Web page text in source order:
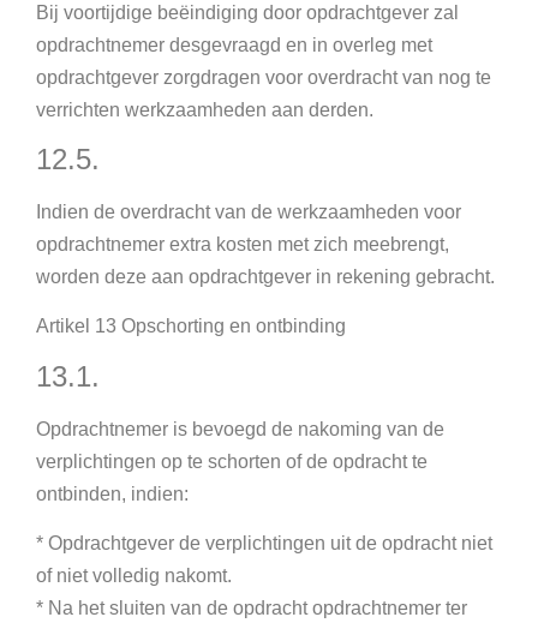
Bij voortijdige beëindiging door opdrachtgever zal
opdrachtnemer desgevraagd en in overleg met
opdrachtgever zorgdragen voor overdracht van nog te
verrichten werkzaamheden aan derden.
12.5.
Indien de overdracht van de werkzaamheden voor
opdrachtnemer extra kosten met zich meebrengt,
worden deze aan opdrachtgever in rekening gebracht.
Artikel 13 Opschorting en ontbinding
13.1.
Opdrachtnemer is bevoegd de nakoming van de
verplichtingen op te schorten of de opdracht te
ontbinden, indien:
* Opdrachtgever de verplichtingen uit de opdracht niet
of niet volledig nakomt.
* Na het sluiten van de opdracht opdrachtnemer ter